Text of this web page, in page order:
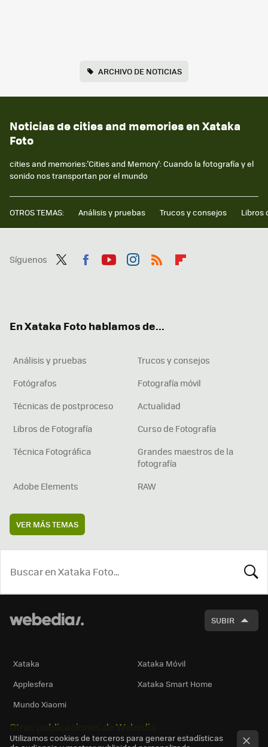
ARCHIVO DE NOTICIAS
Noticias de cities and memories en Xataka
Foto
cities and memories:'Cities and Memory': Cuando la fotografía y el
sonido nos transportan por el mundo
OTROS TEMAS: Análisis y pruebas Trucos y consejos Libros
Síguenos
En Xataka Foto hablamos de...
Análisis y pruebas
Trucos y consejos
Fotógrafos
Fotografía móvil
Técnicas de postproceso
Actualidad
Libros de Fotografía
Curso de Fotografía
Técnica Fotográfica
Grandes maestros de la
fotografía
Adobe Elements
RAW
VER MÁS TEMAS
SUBIR
Xataka
Xataka Móvil
Applesfera
Xataka Smart Home
Mundo Xiaomi
Otras publicaciones de Webedia
Utilizamos cookies de terceros para generar estadísticas